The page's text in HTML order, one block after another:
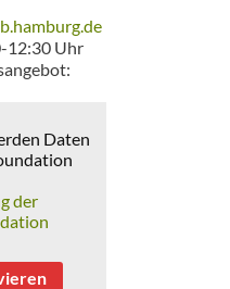
12:30 Uhr
Daten
der